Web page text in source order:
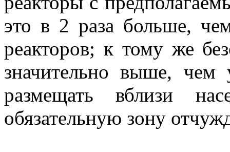
это в 2 раза больше,
реакторов; к тому же
значительно выше,
размещать вблизи
обязательную зону